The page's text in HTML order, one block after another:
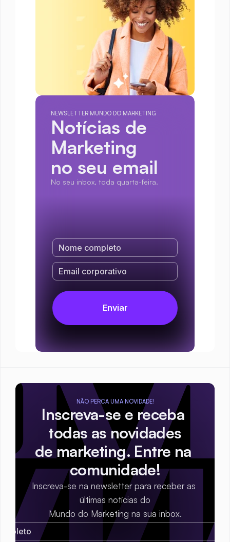
NEWSLETTER MUNDO DO MARKETING
Notícias de
Marketing
no seu email
No seu inbox, toda quarta-feira.
NÃO PERCA UMA NOVIDADE!
Inscreva-se e receba
todas as novidades
de marketing. Entre na
comunidade!
Inscreva-se na newsletter para receber as
últimas notícias do
Mundo do Marketing na sua inbox.